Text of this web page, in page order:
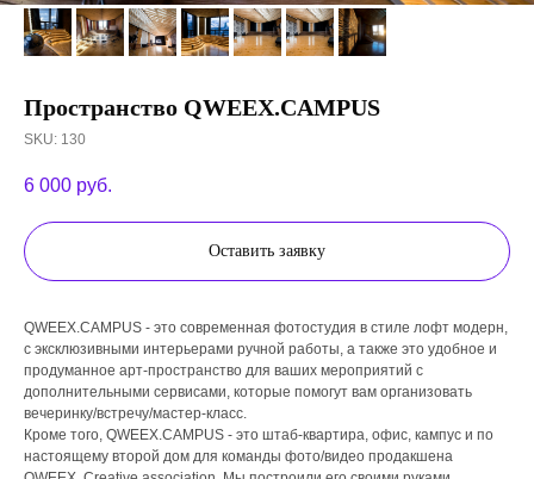
Пространство QWEEX.CAMPUS
SKU: 130
6 000 руб.
Оставить заявку
QWEEX.CAMPUS - это современная фотостудия в стиле лофт модерн,
с эксклюзивными интерьерами ручной работы, а также это удобное и
продуманное арт-пространство для ваших мероприятий с
дополнительными сервисами, которые помогут вам организовать
вечеринку/встречу/мастер-класс.
Кроме того, QWEEX.CAMPUS - это штаб-квартира, офис, кампус и по
настоящему второй дом для команды фото/видео продакшена